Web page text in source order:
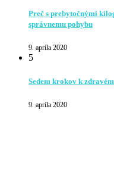
Preč s prebytočnými
správnemu pohybu
9. apríla 2020
5
Sedem krokov k
9. apríla 2020